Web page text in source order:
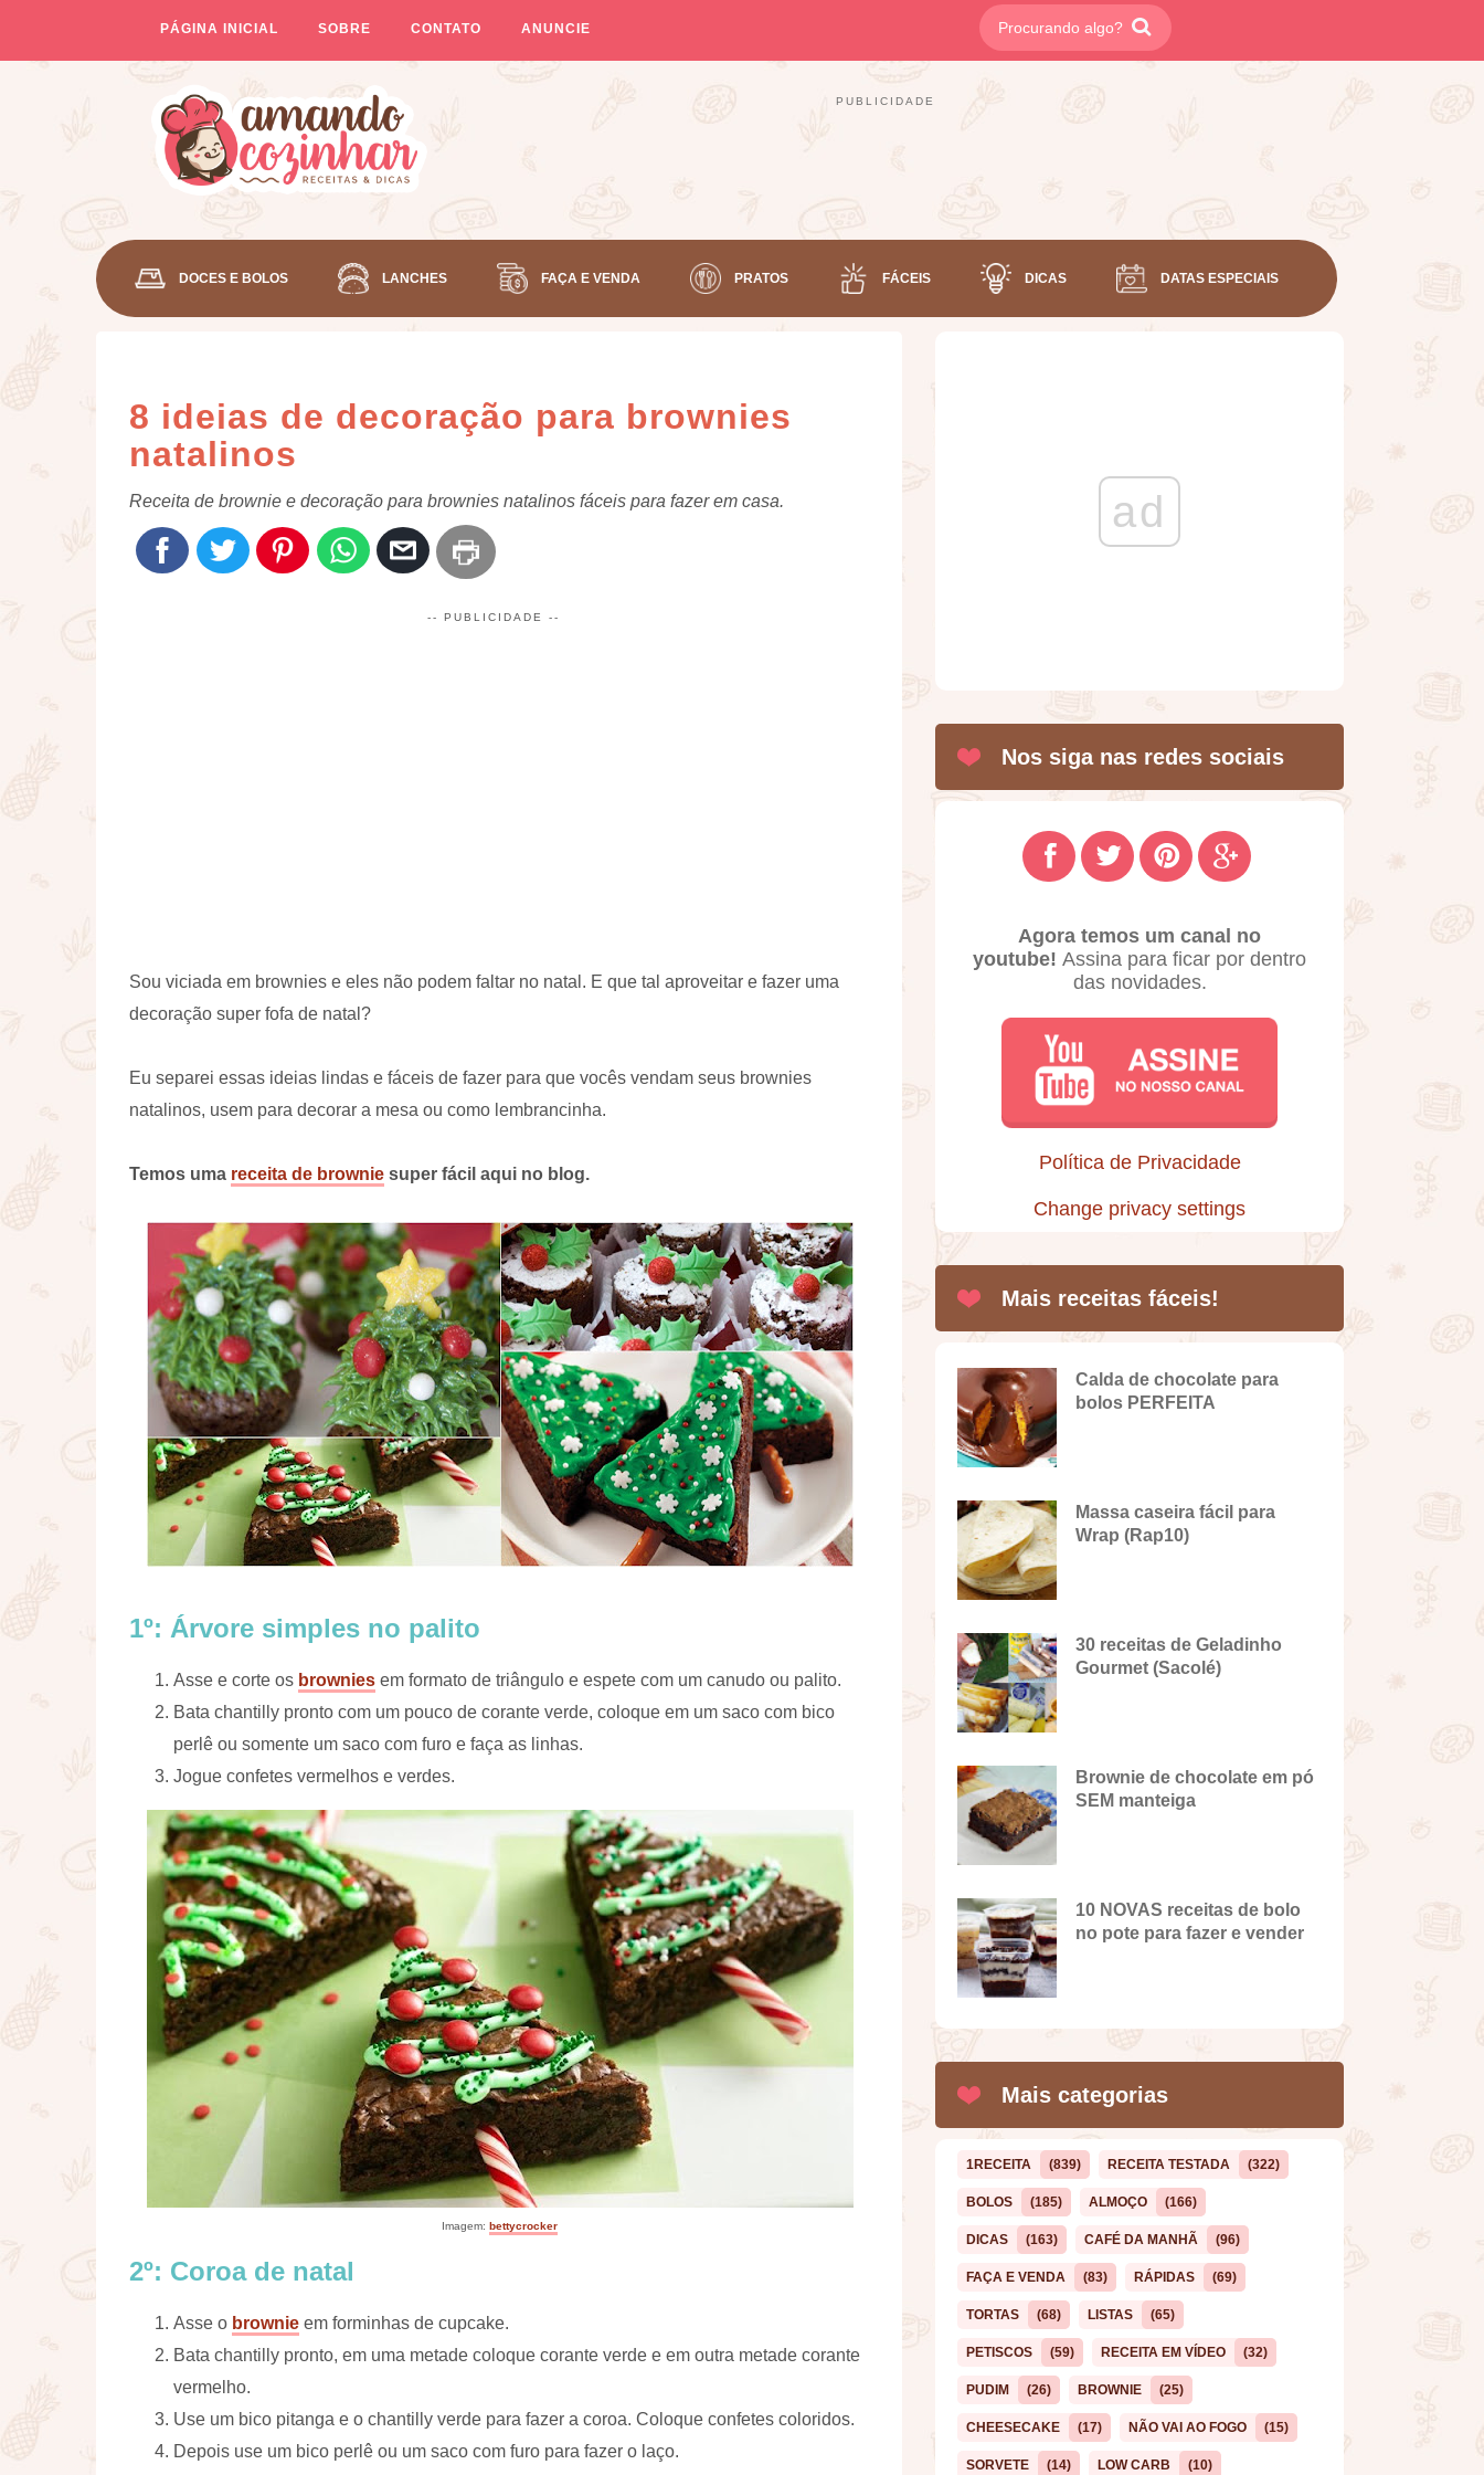
PÁGINA INICIAL SOBRE CONTATO ANUNCIE
PUBLICIDADE
DOCES E BOLOS LANCHES FAÇA E VENDA PRATOS FÁCEIS DICAS DATAS ESPECIAIS
8 ideias de decoração para brownies
natalinos
Receita de brownie e decoração para brownies natalinos fáceis para fazer em casa.
-- PUBLICIDADE --
Sou viciada em brownies e eles não podem faltar no natal. E que tal aproveitar e fazer uma
decoração super fofa de natal?
Eu separei essas ideias lindas e fáceis de fazer para que vocês vendam seus brownies
natalinos, usem para decorar a mesa ou como lembrancinha.
Temos uma receita de brownie super fácil aqui no blog.
1º: Árvore simples no palito
Asse e corte os brownies em formato de triângulo e espete com um canudo ou palito.
Bata chantilly pronto com um pouco de corante verde, coloque em um saco com bico
perlê ou somente um saco com furo e faça as linhas.
Jogue confetes vermelhos e verdes.
Imagem: bettycrocker
2º: Coroa de natal
Asse o brownie em forminhas de cupcake.
Bata chantilly pronto, em uma metade coloque corante verde e em outra metade corante
vermelho.
Use um bico pitanga e o chantilly verde para fazer a coroa. Coloque confetes coloridos.
Depois use um bico perlê ou um saco com furo para fazer o laço.
ad
Nos siga nas redes sociais
Agora temos um canal no
youtube! Assina para ficar por dentro
das novidades.
Política de Privacidade
Change privacy settings
Mais receitas fáceis!
Calda de chocolate para
bolos PERFEITA
Massa caseira fácil para
Wrap (Rap10)
30 receitas de Geladinho
Gourmet (Sacolé)
Brownie de chocolate em pó
SEM manteiga
10 NOVAS receitas de bolo
no pote para fazer e vender
Mais categorias
1RECEITA (839) RECEITA TESTADA (322)
BOLOS (185) ALMOÇO (166)
DICAS (163) CAFÉ DA MANHÃ (96)
FAÇA E VENDA (83) RÁPIDAS (69)
TORTAS (68) LISTAS (65)
PETISCOS (59) RECEITA EM VÍDEO (32)
PUDIM (26) BROWNIE (25)
CHEESECAKE (17) NÃO VAI AO FOGO (15)
SORVETE (14) LOW CARB (10)